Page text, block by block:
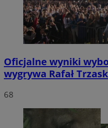
Oficjalne wyniki
wygrywa Rafał
68